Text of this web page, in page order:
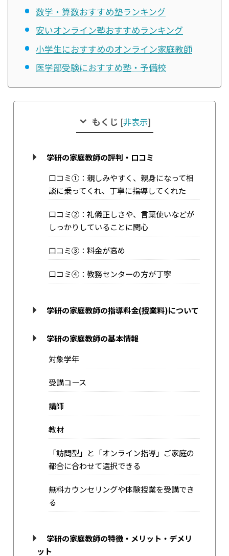
数学・算数おすすめ塾ランキング
安いオンライン塾おすすめランキング
小学生におすすめのオンライン家庭教師
医学部受験におすすめ塾・予備校
もくじ [非表示]
学研の家庭教師の評判・口コミ
口コミ①：親しみやすく、親身になって相
談に乗ってくれ、丁寧に指導してくれた
口コミ②：礼儀正しさや、言葉使いなどが
しっかりしていることに関心
口コミ③：料金が高め
口コミ④：教務センターの方が丁寧
学研の家庭教師の指導料金(授業料)について
学研の家庭教師の基本情報
対象学年
受講コース
講師
教材
「訪問型」と「オンライン指導」ご家庭の
都合に合わせて選択できる
無料カウンセリングや体験授業を受講でき
る
学研の家庭教師の特徴・メリット・デメリ
ット